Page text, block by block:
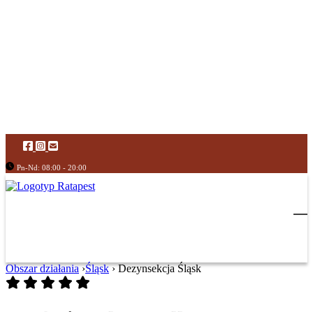
Pn-Nd: 08:00 - 20:00
Obszar działania ›Śląsk › Dezynsekcja Śląsk